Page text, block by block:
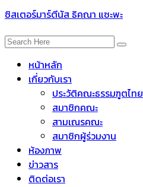
ซิสเตอร์มาร์ตีนัส ธิคณา แซะพะ
หน้าหลัก
เกี่ยวกับเรา
ประวัติคณะธรรมฑูตไทย
สมาชิกคณะ
สามเณรคณะ
สมาชิกผู้ร่วมงาน
ห้องภาพ
ข่าวสาร
ติดต่อเรา